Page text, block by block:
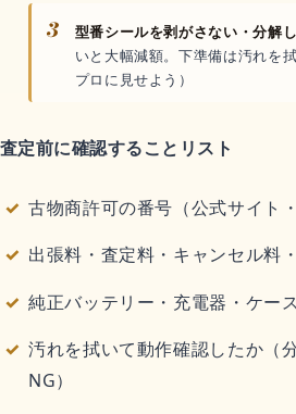
3 型番シールを剥がさない・分解
いと大幅減額。下準備は汚れを
プロに見せよう）
査定前に確認することリスト
古物商許可の番号（公式サイト・
出張料・査定料・キャンセル料
純正バッテリー・充電器・ケー
汚れを拭いて動作確認したか（
NG）